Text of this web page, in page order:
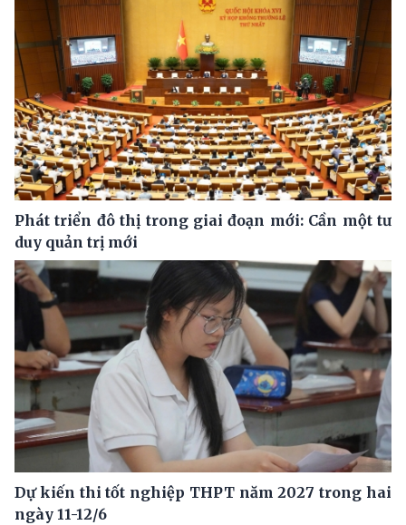
Phát triển đô thị trong giai đoạn mới: Cần một tư
duy quản trị mới
Dự kiến thi tốt nghiệp THPT năm 2027 trong hai
ngày 11-12/6